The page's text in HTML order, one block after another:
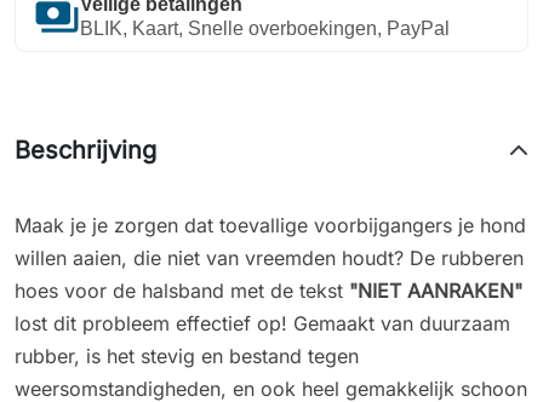
paymentsBLIK, Kaart, Snelle overboekingen, PayPal
Beschrijving
Maak je je zorgen dat toevallige voorbijgangers je hond
willen aaien, die niet van vreemden houdt? De rubberen
hoes voor de halsband met de tekst "NIET AANRAKEN"
lost dit probleem effectief op! Gemaakt van duurzaam
rubber, is het stevig en bestand tegen
weersomstandigheden, en ook heel gemakkelijk schoon